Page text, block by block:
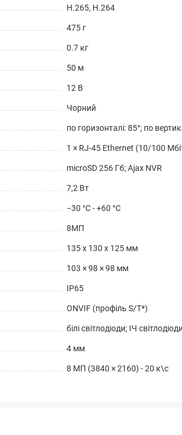
H.265, H.264
475 г
0.7 кг
50 м
12 В
Чорний
по горизонталі: 85°; по
1 × RJ-45 Ethernet (10/100
microSD 256 Гб; Ajax NVR
7,2 Вт
−30 °C - +60 °C
8МП
135 x 130 x 125 мм
103 × 98 × 98 мм
IP65
ONVIF (профіль S/T*)
білі світлодіоди; ІЧ світлодіоди
4 мм
8 МП (3840 × 2160) - 20 к\с